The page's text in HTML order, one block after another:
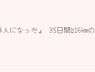
になった』 35日間816kmの